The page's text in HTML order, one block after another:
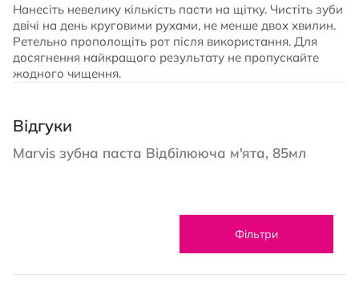
Нанесіть невелику кількість пасти на щітку. Чистіть зуби
двічі на день круговими рухами, не менше двох хвилин.
Ретельно прополощіть рот після використання. Для
досягнення найкращого результату не пропускайте
жодного чищення.
Відгуки
Marvis зубна паста Відбілююча м'ята, 85мл
Фільтри